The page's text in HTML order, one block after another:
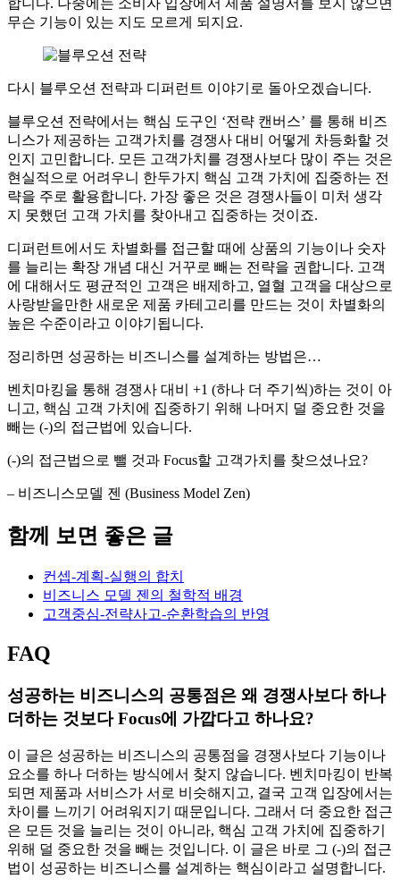
합니다. 나중에는 소비자 입장에서 제품 설명서를 보지 않으면
무슨 기능이 있는 지도 모르게 되지요.
다시 블루오션 전략과 디퍼런트 이야기로 돌아오겠습니다.
블루오션 전략에서는 핵심 도구인 ‘전략 캔버스’ 를 통해 비즈
니스가 제공하는 고객가치를 경쟁사 대비 어떻게 차등화할 것
인지 고민합니다. 모든 고객가치를 경쟁사보다 많이 주는 것은
현실적으로 어려우니 한두가지 핵심 고객 가치에 집중하는 전
략을 주로 활용합니다. 가장 좋은 것은 경쟁사들이 미처 생각
지 못했던 고객 가치를 찾아내고 집중하는 것이죠.
디퍼런트에서도 차별화를 접근할 때에 상품의 기능이나 숫자
를 늘리는 확장 개념 대신 거꾸로 빼는 전략을 권합니다. 고객
에 대해서도 평균적인 고객은 배제하고, 열혈 고객을 대상으로
사랑받을만한 새로운 제품 카테고리를 만드는 것이 차별화의
높은 수준이라고 이야기됩니다.
정리하면 성공하는 비즈니스를 설계하는 방법은…
벤치마킹을 통해 경쟁사 대비 +1 (하나 더 주기씩)하는 것이 아
니고, 핵심 고객 가치에 집중하기 위해 나머지 덜 중요한 것을
빼는 (-)의 접근법에 있습니다.
(-)의 접근법으로 뺄 것과 Focus할 고객가치를 찾으셨나요?
– 비즈니스모델 젠 (Business Model Zen)
함께 보면 좋은 글
컨셉-계획-실행의 합치
비즈니스 모델 젠의 철학적 배경
고객중심-전략사고-순환학습의 반영
FAQ
성공하는 비즈니스의 공통점은 왜 경쟁사보다 하나
더하는 것보다 Focus에 가깝다고 하나요?
이 글은 성공하는 비즈니스의 공통점을 경쟁사보다 기능이나
요소를 하나 더하는 방식에서 찾지 않습니다. 벤치마킹이 반복
되면 제품과 서비스가 서로 비슷해지고, 결국 고객 입장에서는
차이를 느끼기 어려워지기 때문입니다. 그래서 더 중요한 접근
은 모든 것을 늘리는 것이 아니라, 핵심 고객 가치에 집중하기
위해 덜 중요한 것을 빼는 것입니다. 이 글은 바로 그 (-)의 접근
법이 성공하는 비즈니스를 설계하는 핵심이라고 설명합니다.